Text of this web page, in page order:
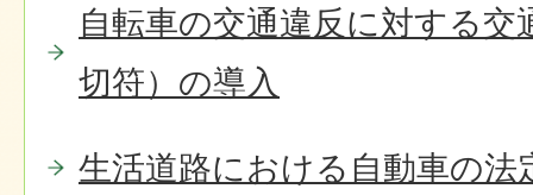
自転車の交通違反に対する交
切符）の導入
生活道路における自動車の法